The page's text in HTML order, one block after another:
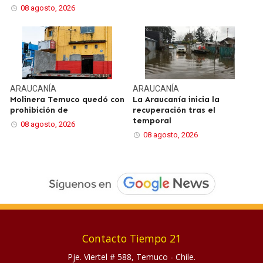
08 agosto, 2026
ARAUCANÍA
Molinera Temuco quedó con
prohibición de
08 agosto, 2026
ARAUCANÍA
La Araucanía inicia la
recuperación tras el
temporal
08 agosto, 2026
Contacto Tiempo 21
Pje. Viertel # 588, Temuco - Chile.